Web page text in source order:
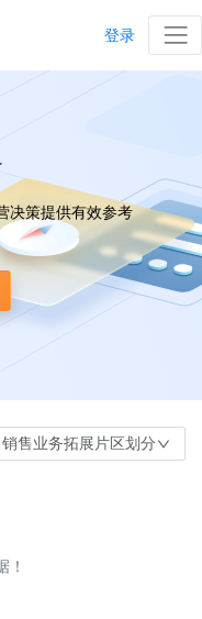
登录
决策提供有效参考
销售业务拓展片区划分
！